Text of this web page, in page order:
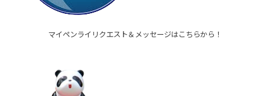
マイペンライリクエスト＆メッセージはこちらから！